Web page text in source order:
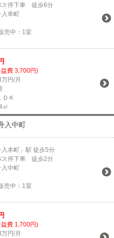
ス停下車 徒歩6分
入幸町
売中： 1室
費 3,700円)
円/月
ＤＫ
㎡
入中町
本町」駅 徒歩5分
ス停下車 徒歩2分
入中町
売中： 1室
費 1,700円)
円/月